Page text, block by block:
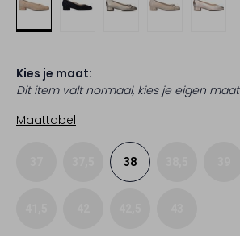
Kies je maat:
Dit item valt normaal, kies je eigen maat
Maattabel
38